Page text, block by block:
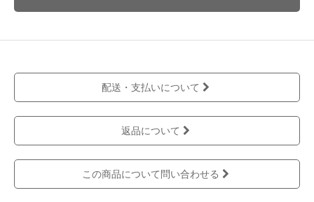
配送・支払いについて
返品について
この商品について問い合わせる